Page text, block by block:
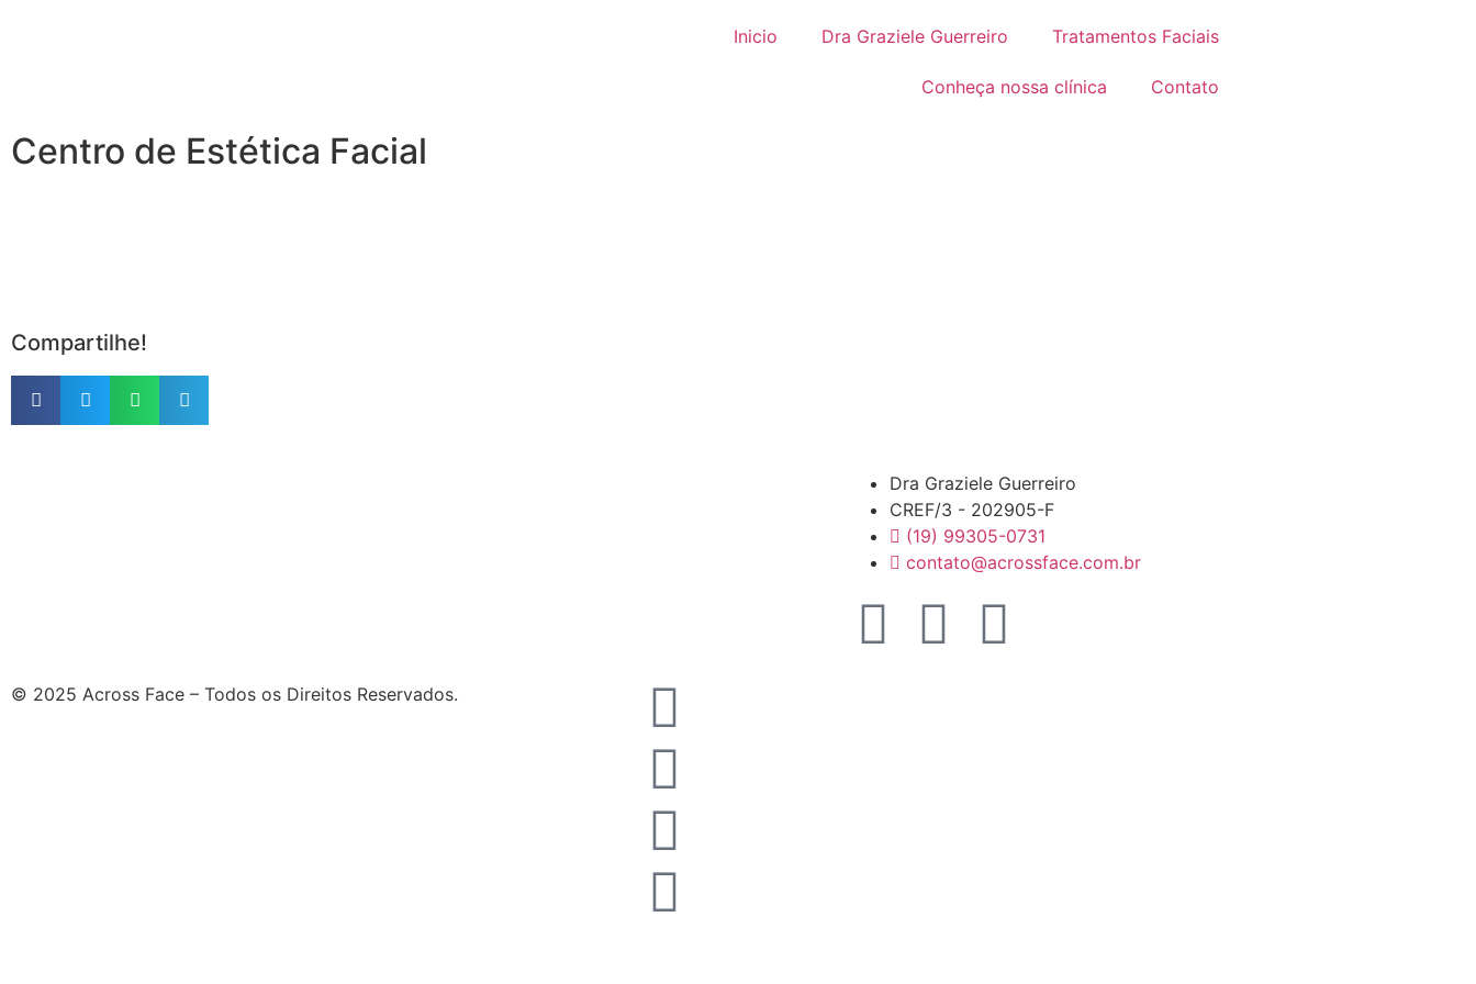
Inicio Dra Graziele Guerreiro Tratamentos Faciais
Conheça nossa clínica Contato
Centro de Estética Facial
Compartilhe!
Dra Graziele Guerreiro
CREF/3 - 202905-F
(19) 99305-0731
contato@acrossface.com.br
© 2025 Across Face – Todos os Direitos Reservados.